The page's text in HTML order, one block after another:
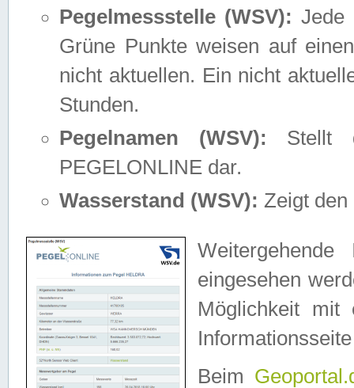
Pegelmessstelle (WSV): Jede
Grüne Punkte weisen auf
nicht aktuellen. Ein nicht
Stunden.
Pegelnamen (WSV): Stellt
PEGELONLINE dar.
Wasserstand (WSV): Zeigt den
eingesehen
Möglichkeit mit
Beim